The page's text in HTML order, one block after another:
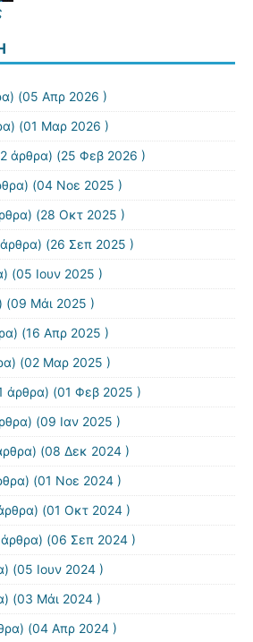
(05 Απρ 2026 )
(01 Μαρ 2026 )
άρθρα) (25 Φεβ 2026 )
(04 Νοε 2025 )
(28 Οκτ 2025 )
(26 Σεπ 2025 )
(05 Ιουν 2025 )
(09 Μάι 2025 )
(16 Απρ 2025 )
(02 Μαρ 2025 )
άρθρα) (01 Φεβ 2025 )
(09 Ιαν 2025 )
(08 Δεκ 2024 )
(01 Νοε 2024 )
(01 Οκτ 2024 )
(06 Σεπ 2024 )
(05 Ιουν 2024 )
(03 Μάι 2024 )
(04 Απρ 2024 )